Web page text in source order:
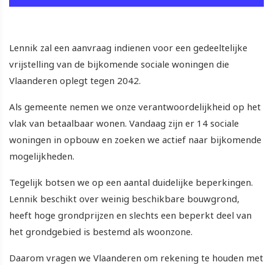
Lennik zal een aanvraag indienen voor een gedeeltelijke
vrijstelling van de bijkomende sociale woningen die
Vlaanderen oplegt tegen 2042.
Als gemeente nemen we onze verantwoordelijkheid op het
vlak van betaalbaar wonen. Vandaag zijn er 14 sociale
woningen in opbouw en zoeken we actief naar bijkomende
mogelijkheden.
Tegelijk botsen we op een aantal duidelijke beperkingen.
Lennik beschikt over weinig beschikbare bouwgrond,
heeft hoge grondprijzen en slechts een beperkt deel van
het grondgebied is bestemd als woonzone.
Daarom vragen we Vlaanderen om rekening te houden met